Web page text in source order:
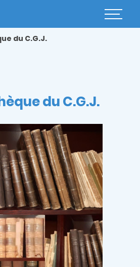
Basculer
du C.G.J.
du C.G.J.